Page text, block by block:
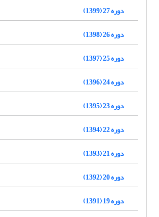
دوره 27 (1399)
دوره 26 (1398)
دوره 25 (1397)
دوره 24 (1396)
دوره 23 (1395)
دوره 22 (1394)
دوره 21 (1393)
دوره 20 (1392)
دوره 19 (1391)